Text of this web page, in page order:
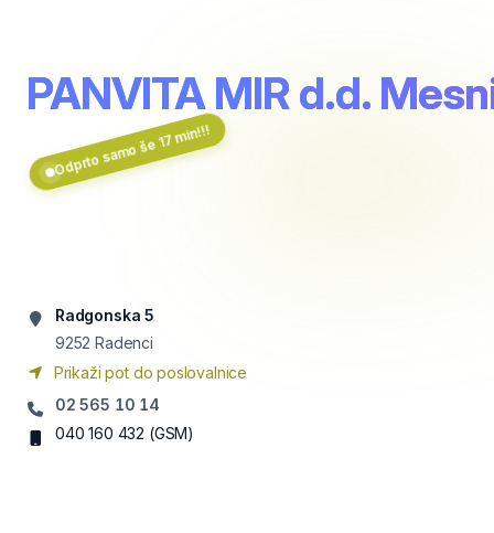
PANVITA MIR d.d.
Odprto samo še 17 min!!!
Radgonska 5
9252 Radenci
Prikaži pot do poslovalnice
02 565 10 14
040 160 432 (GSM)